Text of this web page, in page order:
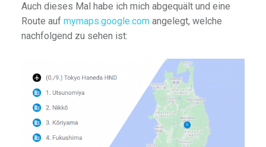
Auch dieses Mal habe ich mich abgequält und eine
Route auf mymaps.google.comangelegt, welche
nachfolgend zu sehen ist: